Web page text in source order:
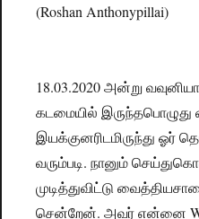
(Roshan Anthonypillai)
18.03.2020 அன்று
கடமையில்
இயக்குனரிடமிருந்து
வரும்படி. நானும்
முடித்துவிட்டு
சென்றேன். அவர் என்னை